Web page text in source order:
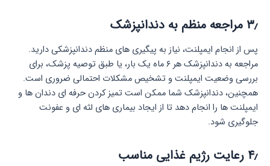
۳٫ مراجعه منظم به دندانپزشک
پس از انجام ایمپلنت، نیاز به پیگیری های منظم دندانپزشکی دارید.
مراجعه به دندانپزشک هر ۶ ماه یک بار، یا طبق توصیه پزشک، برای
بررسی وضعیت ایمپلنت و تشخیص مشکلات احتمالی ضروری است.
همچنین، دندانپزشک شما ممکن است تمیز کردن حرفه ای دندان ها و
ایمپلنت ها را انجام دهد تا از ایجاد بیماری های لثه ای و عفونت
جلوگیری شود.
۴٫ رعایت رژیم غذایی مناسب